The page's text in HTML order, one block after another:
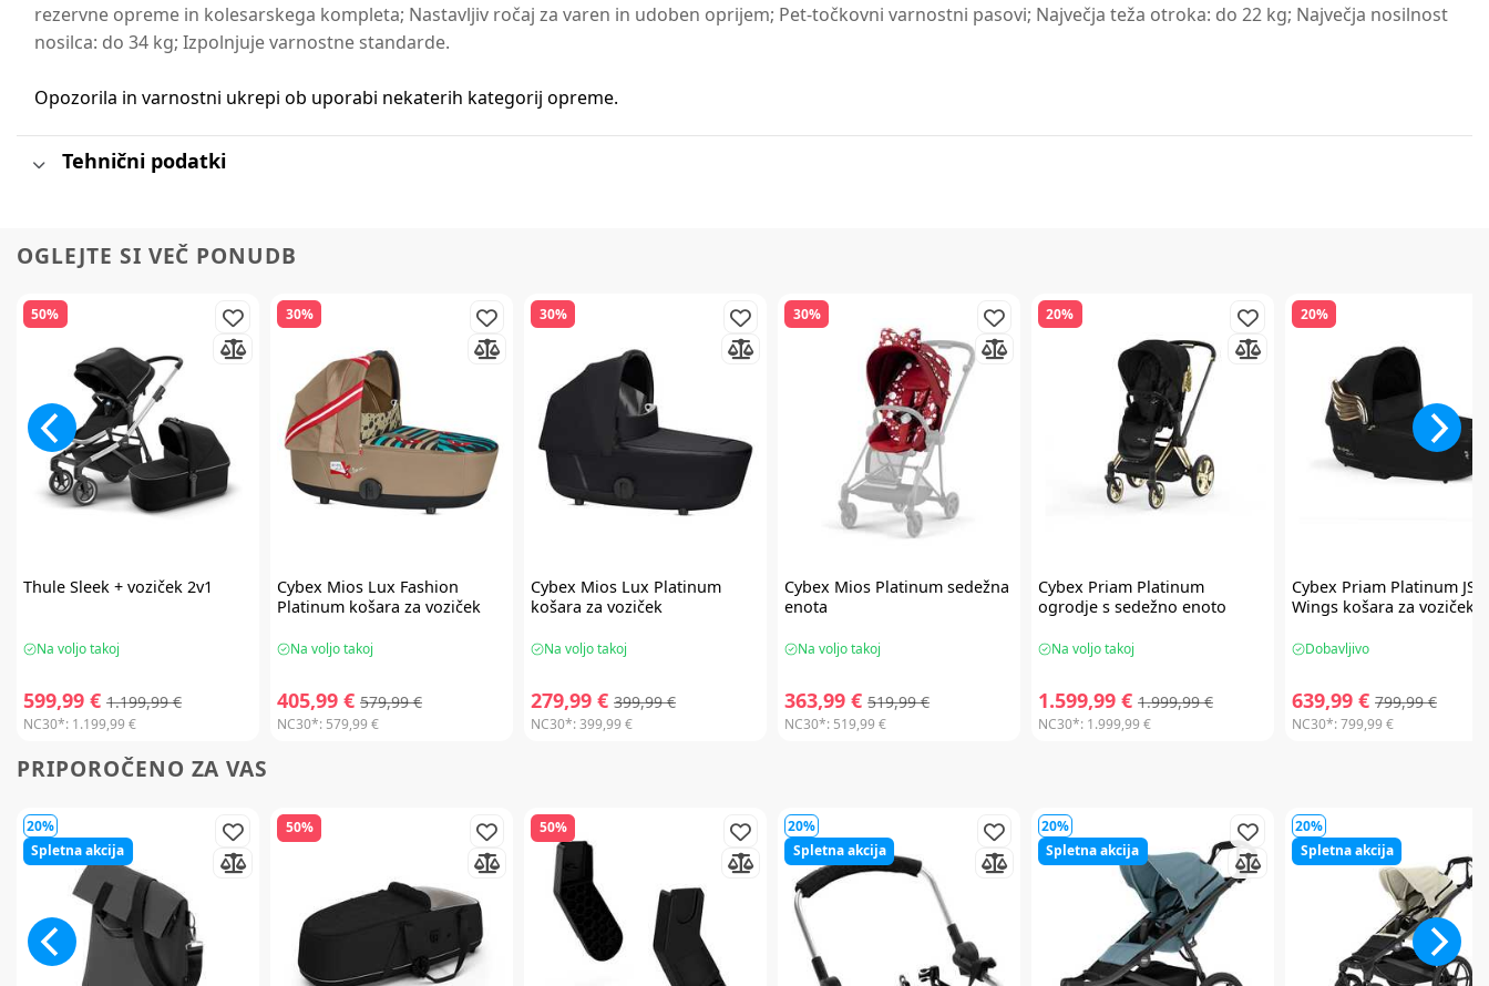
rezervne opreme in kolesarskega kompleta; Nastavljiv ročaj za varen in udoben oprijem; Pet-točkovni varnostni pasovi; Največja teža otroka: do 22 kg; Največja nosilnost
nosilca: do 34 kg; Izpolnjuje varnostne standarde.
Opozorila in varnostni ukrepi ob uporabi nekaterih kategorij opreme.
Tehnični podatki
OGLEJTE SI VEČ PONUDB
50%
ThuleSleek + voziček 2v1
Na voljo takoj
599,99 € 1.199,99 €
NC30*: 1.199,99 €
30%
Cybex Mios Lux Fashion
Platinum košara za voziček
Na voljo takoj
405,99 € 579,99 €
NC30*: 579,99 €
30%
Cybex Mios Lux Platinum
košara za voziček
Na voljo takoj
279,99 € 399,99 €
NC30*:399,99 €
30%
Cybex Mios Platinum sedežna
enota
Na voljo takoj
363,99 € 519,99 €
NC30*: 519,99 €
20%
Cybex Priam Platinum
ogrodje s sedežno enoto
Na voljo takoj
1.599,99 € 1.999,99 €
NC30*: 1.999,99 €
20%
Cybex Priam Platinum JS
Wings košara za voziček
Dobavljivo
639,99 € 799,99 €
NC30*:799,99 €
PRIPOROČENO ZA VAS
20%
Spletna akcija
50% 50%
20%
Spletna akcija
20%
Spletna akcija
20%
Spletna akcija